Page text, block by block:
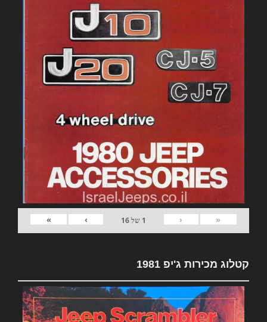
«
‹
1 של16
›
»
קטלוג מכירות ג'יפ 1981